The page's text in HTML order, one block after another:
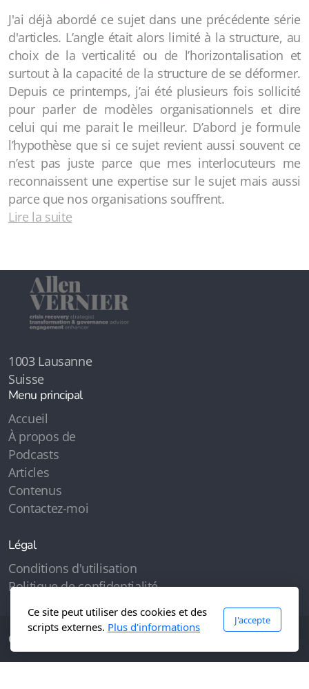
J'ai déjà abordé ce sujet dans une précédente série
d'articles. L’angle était alors limité à la structure, au
choix de la verticalité ou de l’horizontalisation et
surtout à la capacité de la structure de se déformer.
Depuis ce printemps, j’ai été plusieurs fois sollicité
pour parler de modèles organisationnels et dire
celui qui me parait le meilleur. D’abord je formule
l’hypothèse que si ce sujet revient aussi souvent ce
n’est pas juste parce que mes interlocuteurs me
reconnaissent une expertise sur le sujet mais aussi
parce que nos organisations souffrent.
Lire la suite
1003 Lausanne
Suisse
Menu principal
Accueil
À propos de
Podcasts
Articles
Contenus
Contactez-moi
Légal
Conditions d'utilisation
Politique de confidentialité
Copyright, tous droits réservés
Ce site peut utiliser des cookies et des
scripts externes. Plus d'informations
J'accepte